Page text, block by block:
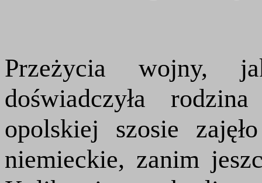
Przeżycia wojny,
doświadczyła
opolskiej szosie
niemieckie, zanim